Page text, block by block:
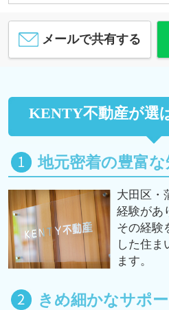
メールで共有する
KENTY不動産が選
地元密着の豊富な
大田区・
経験があ
その経験
した住ま
ます。
きめ細かなサポ